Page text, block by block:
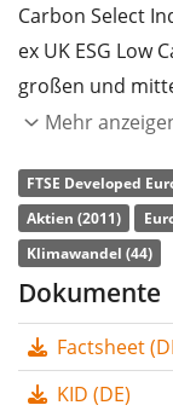
Carbon Select
ex UK ESG Low
großen und
(ohne
fossilen
um 20 Prozent
Soziales und
Ausgangsindex
Mehr
FTSE Developed
Aktien (2011)
Klimawandel (44)
Dokumente
Factsheet
KID (DE)